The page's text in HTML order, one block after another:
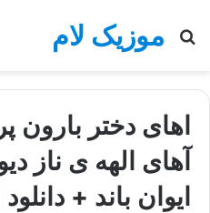
موزیک لام
جستجو
اهای دختر بارون
آهای الهه ی ناز
ایوان باند +